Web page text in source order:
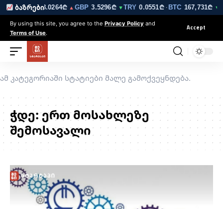
ბაზრები
▼EUR3.0264₾ ▲ GBP 3.5296₾ ▼TRY 0.0551₾ ·BTC 167,731₾ ▼
By using this site, you agree to the Privacy Policy and
Terms of Use.
Accept
ამ კატეგორიაში სტატიები მალე გამოქვეყნდება.
ჭდე:ერთ მოსახლეზე
შემოსავალი